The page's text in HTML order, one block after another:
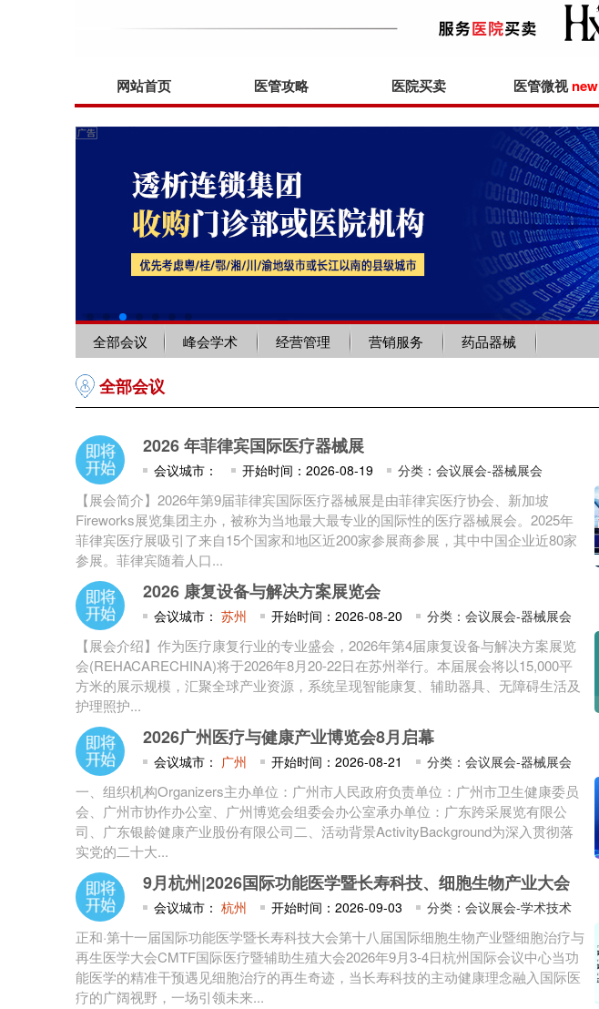
网站首页 医管攻略 医院买卖 医管微视new
全部会议 峰会学术 经营管理 营销服务 药品器械
全部会议
2026 年菲律宾国际医疗器械展
会议城市： 开始时间：2026-08-19 分类：会议展会-器械展会
【展会简介】2026年第9届菲律宾国际医疗器械展是由菲律宾医疗协会、新加坡
Fireworks展览集团主办，被称为当地最大最专业的国际性的医疗器械展会。2025年
菲律宾医疗展吸引了来自15个国家和地区近200家参展商参展，其中中国企业近80家
参展。菲律宾随着人口...
2026 康复设备与解决方案展览会
会议城市： 苏州 开始时间：2026-08-20 分类：会议展会-器械展会
【展会介绍】作为医疗康复行业的专业盛会，2026年第4届康复设备与解决方案展览
会(REHACARECHINA)将于2026年8月20-22日在苏州举行。本届展会将以15,000平
方米的展示规模，汇聚全球产业资源，系统呈现智能康复、辅助器具、无障碍生活及
护理照护...
2026广州医疗与健康产业博览会8月启幕
会议城市： 广州 开始时间：2026-08-21 分类：会议展会-器械展会
一、组织机构Organizers主办单位：广州市人民政府负责单位：广州市卫生健康委员
会、广州市协作办公室、广州博览会组委会办公室承办单位：广东跨采展览有限公
司、广东银龄健康产业股份有限公司二、活动背景ActivityBackground为深入贯彻落
实党的二十大...
9月杭州|2026国际功能医学暨长寿科技、细胞生物产业大会
会议城市： 杭州 开始时间：2026-09-03 分类：会议展会-学术技术
正和·第十一届国际功能医学暨长寿科技大会第十八届国际细胞生物产业暨细胞治疗与
再生医学大会CMTF国际医疗暨辅助生殖大会2026年9月3-4日杭州国际会议中心当功
能医学的精准干预遇见细胞治疗的再生奇迹，当长寿科技的主动健康理念融入国际医
疗的广阔视野，一场引领未来...